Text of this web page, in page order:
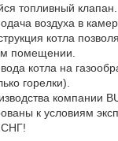
топливный клапан.
воздуха в
котла
помещении.
котла на
горелки).
компании
к условиям
СНГ!